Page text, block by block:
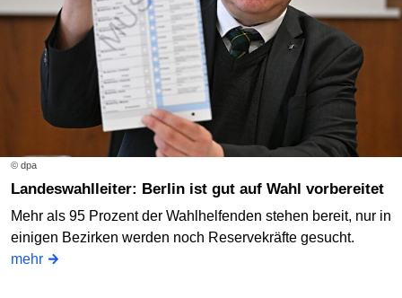
© dpa
Landeswahlleiter: Berlin ist gut auf Wahl vorbereitet
Mehr als 95 Prozent der Wahlhelfenden stehen bereit, nur in
einigen Bezirken werden noch Reservekräfte gesucht.
mehr